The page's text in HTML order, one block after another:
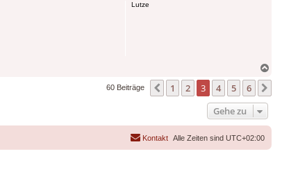
Lutze
60 Beiträge Vorherige
1 2 3 4 5 6
Gehe zu
Alle Zeiten sind UTC+02:00
Kontakt